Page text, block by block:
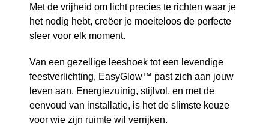
Met de vrijheid om licht precies te richten waar je
het nodig hebt, creëer je moeiteloos de perfecte
sfeer voor elk moment.
Van een gezellige leeshoek tot een levendige
feestverlichting, EasyGlow™ past zich aan jouw
leven aan. Energiezuinig, stijlvol, en met de
eenvoud van installatie, is het de slimste keuze
voor wie zijn ruimte wil verrijken.